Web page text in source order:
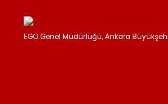
EGO Genel Müdürlüğü, Ankara